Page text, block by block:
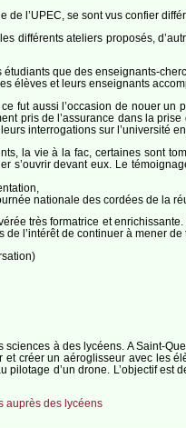
l’UPEC, se sont vus confier
différents ateliers proposés,
que des enseignants-
élèves et leurs enseignants
fut aussi l’occasion de nouer
pris de l’assurance dans la
interrogations sur l’université
la vie à la fac, certaines sont
s’ouvrir devant eux. Le
nationale des cordées de la
très formatrice et
l’intérêt de continuer à mener
à des lycéens. A Saint-
créer un aéroglisseur avec les
d’un drone. L’objectif
auprès des lycéens